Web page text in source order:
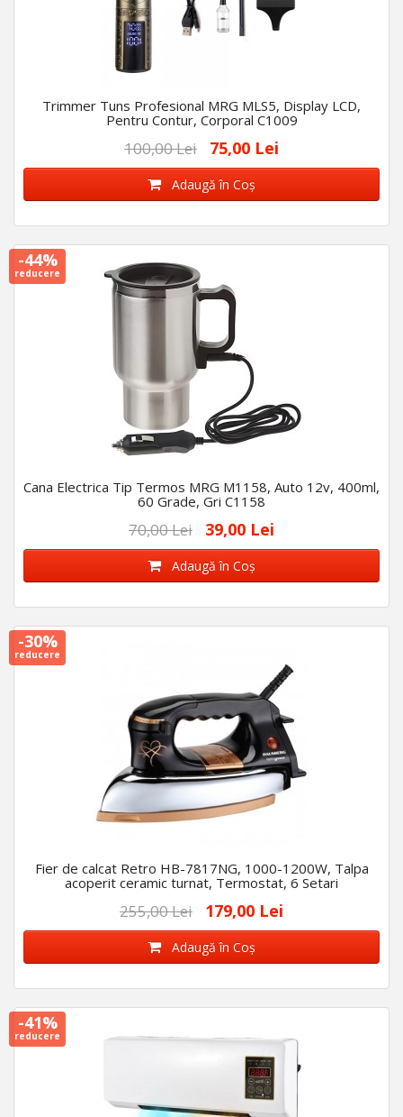
Trimmer Tuns Profesional MRG MLS5, Display LCD,
Pentru Contur, Corporal C1009
100,00 Lei 75,00 Lei
Adaugă în Coş
-44%
reducere
Cana Electrica Tip Termos MRG M1158, Auto 12v, 400ml,
60 Grade, Gri C1158
70,00 Lei 39,00 Lei
Adaugă în Coş
-30%
reducere
Fier de calcat Retro HB-7817NG, 1000-1200W, Talpa
acoperit ceramic turnat, Termostat, 6 Setari
255,00 Lei 179,00 Lei
Adaugă în Coş
-41%
reducere